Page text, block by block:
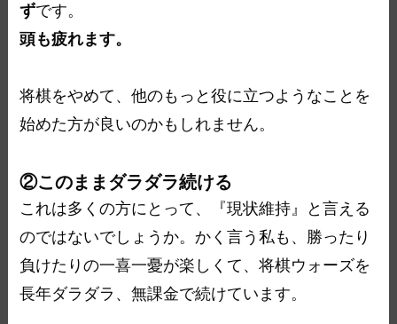
ずです。
頭も疲れます。
将棋をやめて、他のもっと役に立つようなことを
始めた方が良いのかもしれません。
②このままダラダラ続ける
これは多くの方にとって、『現状維持』と言える
のではないでしょうか。かく言う私も、勝ったり
負けたりの一喜一憂が楽しくて、将棋ウォーズを
長年ダラダラ、無課金で続けています。